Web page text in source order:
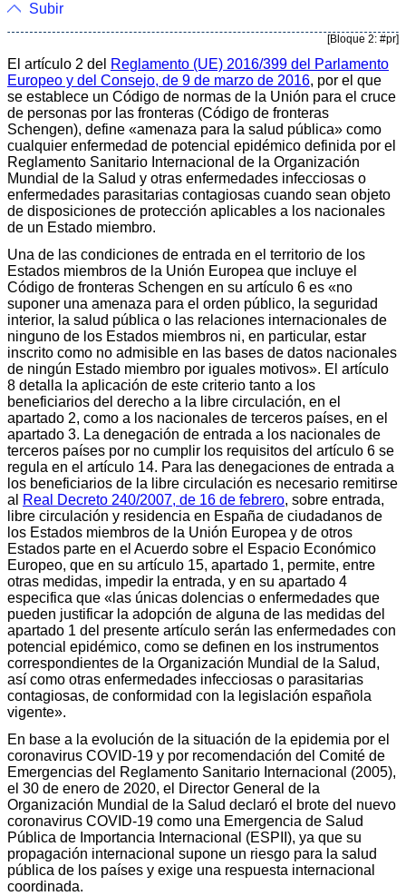
Subir
[Bloque 2: #pr]
El artículo 2 del Reglamento (UE) 2016/399 del Parlamento
Europeo y del Consejo, de 9 de marzo de 2016, por el que
se establece un Código de normas de la Unión para el cruce
de personas por las fronteras (Código de fronteras
Schengen), define «amenaza para la salud pública» como
cualquier enfermedad de potencial epidémico definida por el
Reglamento Sanitario Internacional de la Organización
Mundial de la Salud y otras enfermedades infecciosas o
enfermedades parasitarias contagiosas cuando sean objeto
de disposiciones de protección aplicables a los nacionales
de un Estado miembro.
Una de las condiciones de entrada en el territorio de los
Estados miembros de la Unión Europea que incluye el
Código de fronteras Schengen en su artículo 6 es «no
suponer una amenaza para el orden público, la seguridad
interior, la salud pública o las relaciones internacionales de
ninguno de los Estados miembros ni, en particular, estar
inscrito como no admisible en las bases de datos nacionales
de ningún Estado miembro por iguales motivos». El artículo
8 detalla la aplicación de este criterio tanto a los
beneficiarios del derecho a la libre circulación, en el
apartado 2, como a los nacionales de terceros países, en el
apartado 3. La denegación de entrada a los nacionales de
terceros países por no cumplir los requisitos del artículo 6 se
regula en el artículo 14. Para las denegaciones de entrada a
los beneficiarios de la libre circulación es necesario remitirse
al
Real Decreto 240/2007, de 16 de febrero, sobre entrada,
libre circulación y residencia en España de ciudadanos de
los Estados miembros de la Unión Europea y de otros
Estados parte en el Acuerdo sobre el Espacio Económico
Europeo, que en su artículo 15, apartado 1, permite, entre
otras medidas, impedir la entrada, y en su apartado 4
especifica que «las únicas dolencias o enfermedades que
pueden justificar la adopción de alguna de las medidas del
apartado 1 del presente artículo serán las enfermedades con
potencial epidémico, como se definen en los instrumentos
correspondientes de la Organización Mundial de la Salud,
así como otras enfermedades infecciosas o parasitarias
contagiosas, de conformidad con la legislación española
vigente».
En base a la evolución de la situación de la epidemia por el
coronavirus COVID-19 y por recomendación del Comité de
Emergencias del Reglamento Sanitario Internacional (2005),
el 30 de enero de 2020, el Director General de la
Organización Mundial de la Salud declaró el brote del nuevo
coronavirus COVID-19 como una Emergencia de Salud
Pública de Importancia Internacional (ESPII), ya que su
propagación internacional supone un riesgo para la salud
pública de los países y exige una respuesta internacional
coordinada.